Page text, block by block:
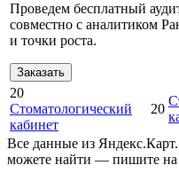
Проведем бесплатный
совместно с аналитиком
и точки роста.
Заказать
20
Стоматологический
кабинет
20
Все данные из
можете найти — пишите на